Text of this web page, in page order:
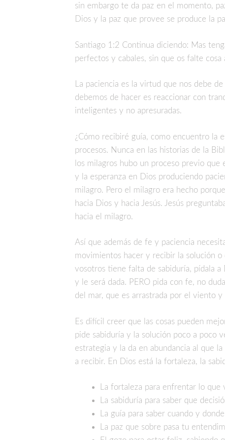
sin embargo te da paz en el momento,
Dios y la paz que provee se produce la
Santiago 1:2 Continua diciendo: Mas
perfectos y cabales, sin que os falte cosa
La paciencia es la virtud que nos debe
debemos de hacer es reaccionar con
inteligentes y no apresuradas.
¿Cómo recibiré guía, como encuentro la
procesos. Nunca en las historias de la
los milagros hubo un proceso previo
y la esperanza en Dios produciendo
milagro. Pero el milagro era hecho
hacia Dios y hacia Jesús. Jesús
hacia el milagro.
Así que además de fe y paciencia
movimientos hacer y recibir la solución o
vosotros tiene falta de sabiduría, pídala
y le será dada. PERO pida con fe, no
del mar, que es arrastrada por el viento
Es difícil creer que las cosas pueden
pide sabiduría y la solución poco a poco
estrategia y la da en abundancia al que
a recibir. En Dios está la fortaleza, la
La fortaleza para enfrentar lo
La sabiduría para saber que
La guía para saber cuando y
La paz que sobre pasa tu